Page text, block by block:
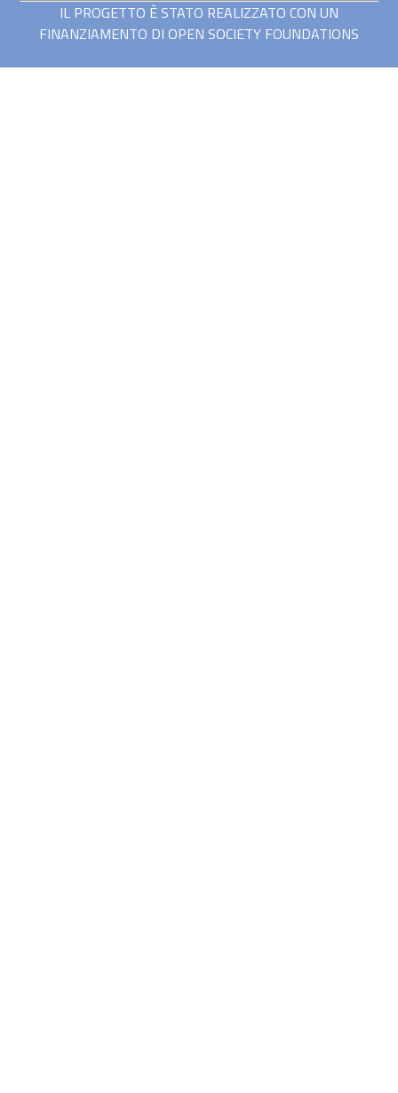
IL PROGETTO È STATO REALIZZATO CON UN
FINANZIAMENTO DI OPEN SOCIETY FOUNDATIONS